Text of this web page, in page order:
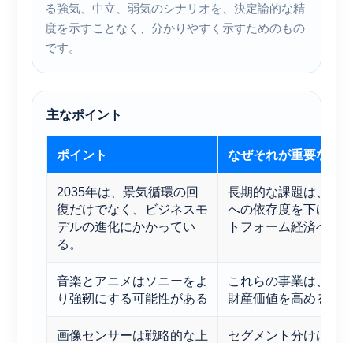
る強気、中立、弱気のシナリオを、決定論的な精
度を示すことなく、分かりやすく示すためのもの
です。
主なポイント
ポイント なぜそれが重要なのか
2035年は、景気循環の回
復だけでなく、ビジネスモ
デルの進化にかかってい
る。
長期的な課題は、ソ
への依存度を下げ、
トフォーム経済への
音楽とアニメはソニーをよ
り強靭にする可能性がある
これらの事業は、継
財産価値を高めるこ
画像センサーは戦略的な上
セグメント分けは差